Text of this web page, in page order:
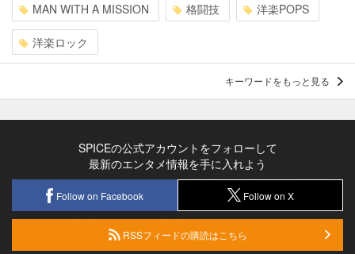
MAN WITH A MISSION 格闘技 洋楽POPS
洋楽ロック
キーワードをもっと見る
SPICEの公式アカウントをフォローして
最新のエンタメ情報を手に入れよう
Follow on Facebook Follow on X
RSSフィードの購読はこちら